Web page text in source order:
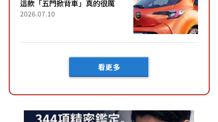
這款「五門掀背車」真的很厲
害！ 擁有全長4.3公尺的「剛剛
2026.07.10
看更多